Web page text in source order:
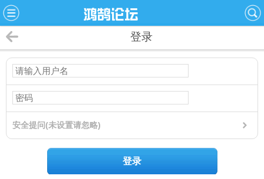
登录
安全提问(未设置请忽略)
登录